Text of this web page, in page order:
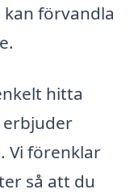
kan förvandla
hitta
erbjuder
Vi förenklar
så att du